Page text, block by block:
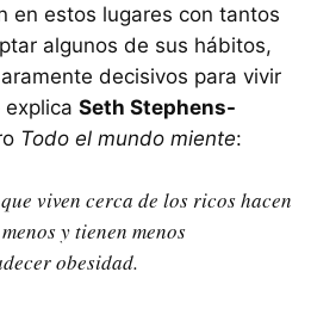
en estos lugares con tantos
algunos de sus hábitos,
decisivos para vivir
Seth Stephens-
Todo el mundo miente:
viven cerca de los ricos hacen
y tienen menos
obesidad.